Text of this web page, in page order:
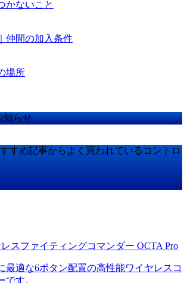
かないこと
仲間の加入条件
場所
知らせ
すすめ記事からよく買われているコントロ
スファイティングコマンダー OCTA Pro
最適な6ボタン配置の高性能ワイヤレスコ
です。